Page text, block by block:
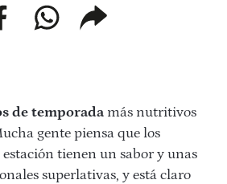
whatsappcompartir
enlace
de temporada más nutritivos
gente piensa que los
tienen un sabor y unas
superlativas, y está claro